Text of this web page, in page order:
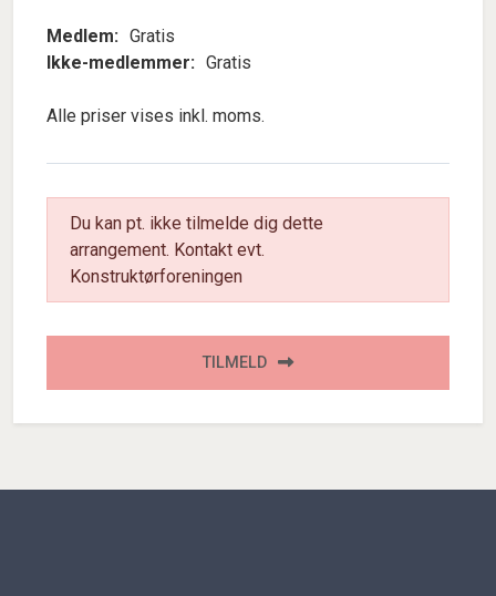
Medlem: Gratis
Ikke-medlemmer: Gratis
Alle priser vises inkl. moms.
Du kan pt. ikke tilmelde dig dette
arrangement. Kontakt evt.
Konstruktørforeningen
TILMELD